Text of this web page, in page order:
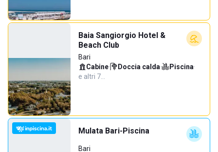
Baia Sangiorgio Hotel &
Beach Club
Bari
Cabine· Doccia calda· Piscina·
e altri 7…
Mulata Bari-Piscina
Bari